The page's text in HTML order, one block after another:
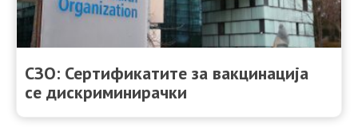
СЗО: Сертификатите за вакцинација
се дискриминирачки